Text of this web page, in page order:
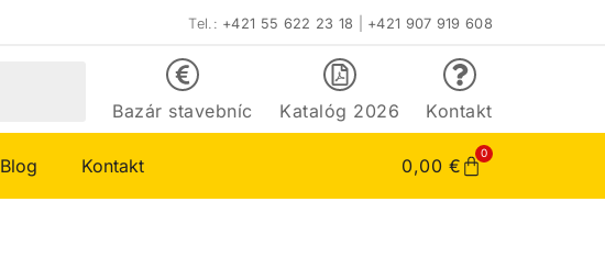
Tel.: +421 55 622 23 18 +421 907 919 608
Bazár stavebníc Katalóg 2026 Kontakt
Blog Kontakt 0,00 €
0